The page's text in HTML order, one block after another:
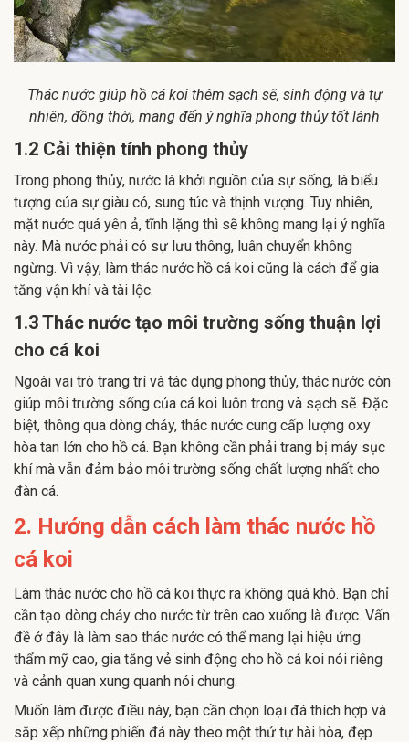
Thác nước giúp hồ cá koi thêm sạch sẽ, sinh động và tự
nhiên, đồng thời, mang đến ý nghĩa phong thủy tốt lành
1.2 Cải thiện tính phong thủy
Trong phong thủy, nước là khởi nguồn của sự sống, là biểu
tượng của sự giàu có, sung túc và thịnh vượng. Tuy nhiên,
mặt nước quá yên ả, tĩnh lặng thì sẽ không mang lại ý nghĩa
này. Mà nước phải có sự lưu thông, luân chuyển không
ngừng. Vì vậy, làm thác nước hồ cá koi cũng là cách để gia
tăng vận khí và tài lộc.
1.3 Thác nước tạo môi trường sống thuận lợi
cho cá koi
Ngoài vai trò trang trí và tác dụng phong thủy, thác nước còn
giúp môi trường sống của cá koi luôn trong và sạch sẽ. Đặc
biệt, thông qua dòng chảy, thác nước cung cấp lượng oxy
hòa tan lớn cho hồ cá. Bạn không cần phải trang bị máy sục
khí mà vẫn đảm bảo môi trường sống chất lượng nhất cho
đàn cá.
2. Hướng dẫn cách làm thác nước hồ
cá koi
Làm thác nước cho hồ cá koi thực ra không quá khó. Bạn chỉ
cần tạo dòng chảy cho nước từ trên cao xuống là được. Vấn
đề ở đây là làm sao thác nước có thể mang lại hiệu ứng
thẩm mỹ cao, gia tăng vẻ sinh động cho hồ cá koi nói riêng
và cảnh quan xung quanh nói chung.
Muốn làm được điều này, bạn cần chọn loại đá thích hợp và
sắp xếp những phiến đá này theo một thứ tự hài hòa, đẹp